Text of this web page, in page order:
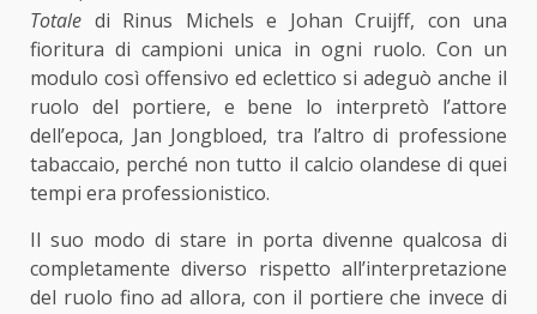
Totale di Rinus Michels e Johan Cruijff, con una
fioritura di campioni unica in ogni ruolo. Con un
modulo così offensivo ed eclettico si adeguò anche il
ruolo del portiere, e bene lo interpretò l’attore
dell’epoca, Jan Jongbloed, tra l’altro di professione
tabaccaio, perché non tutto il calcio olandese di quei
tempi era professionistico.
Il suo modo di stare in porta divenne qualcosa di
completamente diverso rispetto all’interpretazione
del ruolo fino ad allora, con il portiere che invece di